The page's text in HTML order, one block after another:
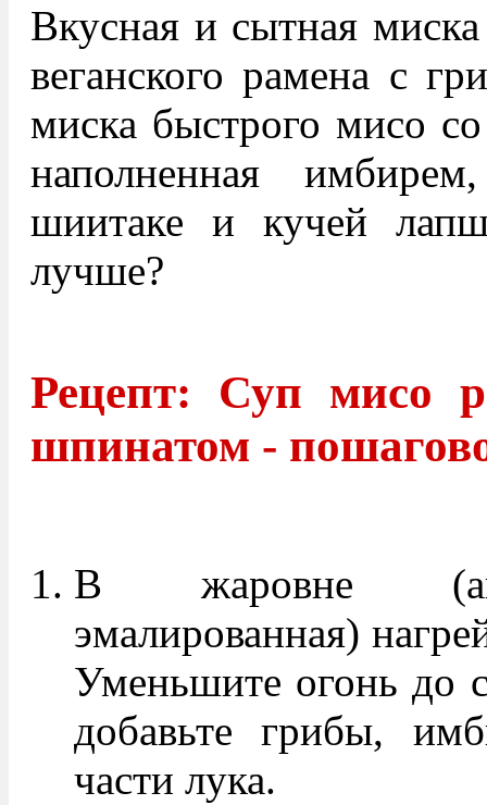
Вкусная и сытная миска
веганского рамена с
миска быстрого мисо
наполненная
шиитаке и кучей
лучше?
Рецепт: Суп мисо
шпинатом -
В жаровне
эмалированная)
Уменьшите огонь до
добавьте грибы,
части лука.